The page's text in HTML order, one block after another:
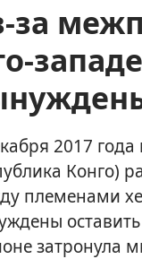
за
2017
Конго)
племенами
затронула